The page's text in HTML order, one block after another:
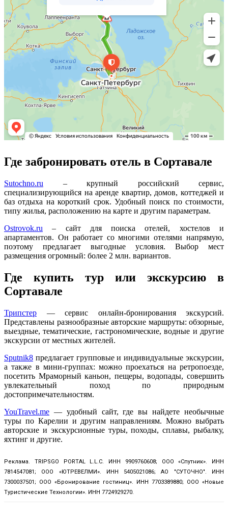
Где забронировать отель в Сортавале
Sutochno.ru – крупный российский сервис,
специализирующийся на аренде квартир, домов, коттеджей и
баз отдыха на короткий срок. Удобный поиск по стоимости,
типу жилья, расположению на карте и другим параметрам.
Ostrovok.ru – сайт для поиска отелей, хостелов и
апартаментов. Он работает со многими отелями напрямую,
поэтому предлагает выгодные условия. Выбор мест
размещения огромный: более 2 млн. вариантов.
Где купить тур или экскурсию в
Сортавале
Трипстер — сервис онлайн-бронирования экскурсий.
Представлены разнообразные авторские маршруты: обзорные,
выездные, тематические, гастрономические, водные и другие
экскурсии от местных жителей.
Sputnik8 предлагает групповые и индивидуальные экскурсии,
а также в мини-группах: можно проехаться на ретропоезде,
посетить Мраморный каньон, пещеры, водопады, совершить
увлекательный поход по природным
достопримечательностям.
YouTravel.me — удобный сайт, где вы найдете необычные
туры по Карелии и другим направлениям. Можно выбрать
авторские и экскурсионные туры, походы, сплавы, рыбалку,
яхтинг и другие.
Реклама. TRIPSGO PORTAL L.L.C. ИНН 9909760608; ООО «Спутник». ИНН
7814547081; ООО «ЮТРЕВЕЛМИ». ИНН 5405021086; АО "СУТОЧНО". ИНН
7300037501; ООО «Бронирование гостиниц». ИНН 7703389880; ООО «Новые
Туристические Технологии». ИНН 7724929270.